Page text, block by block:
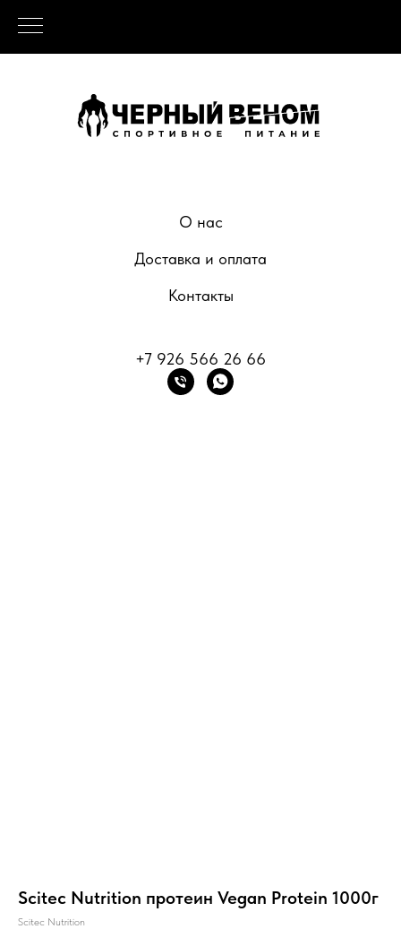
О нас
Доставка и оплата
Контакты
+7 926 566 26 66
Scitec Nutrition протеин Vegan Protein 1000г
Scitec Nutrition